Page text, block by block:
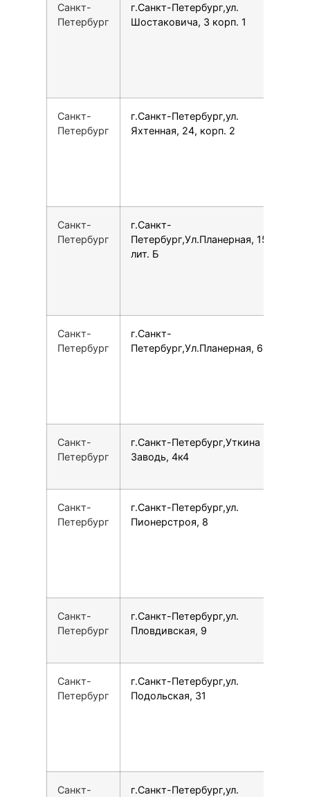
Санкт-
Петербург
г.Санкт-Петербург,ул.
Шостаковича, 3 корп. 1
Санкт-
Петербург
г.Санкт-Петербург,ул.
Яхтенная, 24, корп. 2
Санкт-
Петербург
г.Санкт-
Петербург,Ул.Планерная, 15
лит. Б
Санкт-
Петербург
г.Санкт-
Петербург,Ул.Планерная, 63/1
Санкт-
Петербург
г.Санкт-Петербург,Уткина
Заводь, 4к4
Санкт-
Петербург
г.Санкт-Петербург,ул.
Пионерстроя, 8
Санкт-
Петербург
г.Санкт-Петербург,ул.
Пловдивская, 9
Санкт-
Петербург
г.Санкт-Петербург,ул.
Подольская, 31
Санкт-
г.Санкт-Петербург,ул.